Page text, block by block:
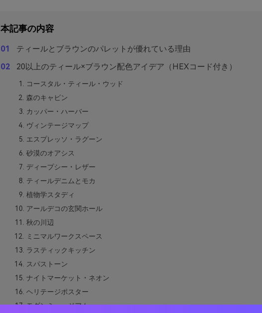
本記事の内容
ティールとブラウンのパレットが優れている理由
20以上のティール×ブラウン配色アイデア（HEXコード付き）
コースタル・ティール・ウッド
森のキャビン
カッパー・ハーバー
ヴィンテージマップ
エスプレッソ・ラグーン
砂漠のオアシス
ディープシー・レザー
ティールデニムとモカ
植物学スタディ
アールデコの玄関ホール
秋の川辺
ミニマルワークスペース
ラスティックキッチン
スパストーン
ナイトマーケット・ネオン
ヘリテージポスター
モダンミュージアム